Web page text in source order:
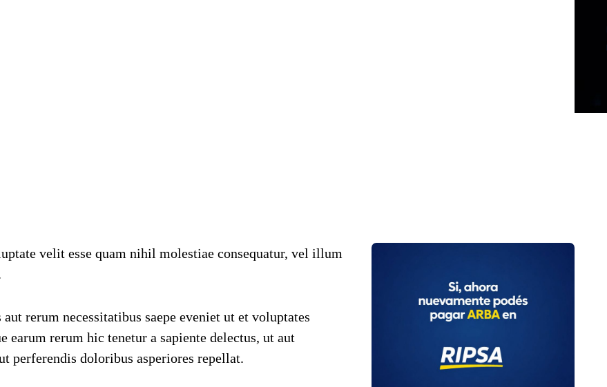
velit esse quam nihil molestiae consequatur, vel illum
rerum necessitatibus saepe eveniet ut et voluptates
earum rerum hic tenetur a sapiente delectus, ut aut
perferendis doloribus asperiores repellat.